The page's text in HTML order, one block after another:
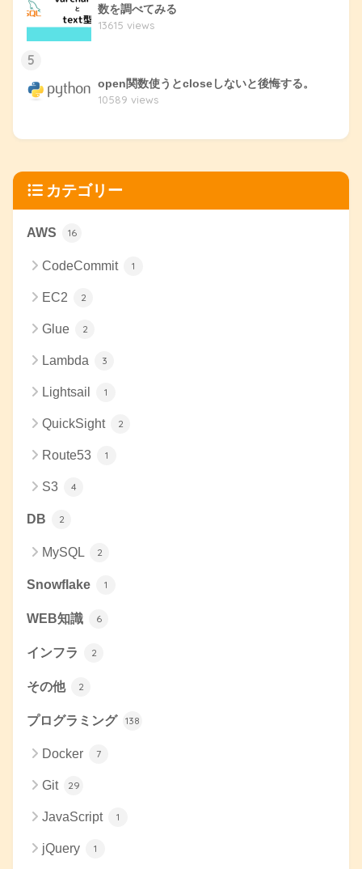
数を調べてみる
13615 views
5
open関数使うとcloseしないと後悔する。
10589 views
カテゴリー
AWS 16
CodeCommit 1
EC2 2
Glue 2
Lambda 3
Lightsail 1
QuickSight 2
Route53 1
S3 4
DB 2
MySQL 2
Snowflake 1
WEB知識 6
インフラ 2
その他 2
プログラミング 138
Docker 7
Git 29
JavaScript 1
jQuery 1